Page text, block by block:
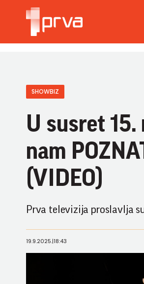
SHOWBIZ
U susret
nam
(VIDEO)
Prva televizija proslavlja
19.9.2025.|18:43